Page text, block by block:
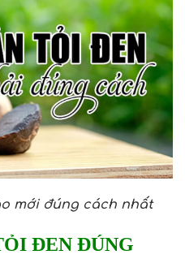
mới đúng cách nhất
ĐEN ĐÚNG